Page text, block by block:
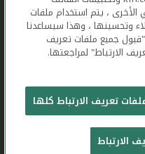
محفوظة © 2026
الإلكتروني
الخصوصية
الأخرى ، يتم استخدام ملفات
وتحسينها ، وهذا سيساعدنا
جميع ملفات تعريف
الارتباط" لمراجعتها.
تعريف الارتباط كلها
الارتباط